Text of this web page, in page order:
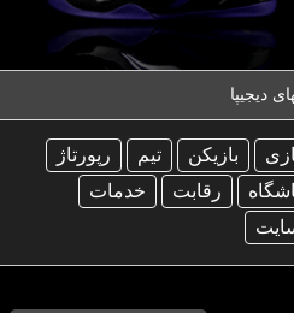
دیجیپا
بازیكن تیم
رپورتاژ
رقابت
خدمات